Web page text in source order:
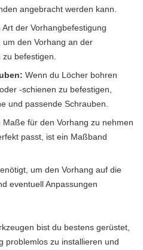
angebracht werden kann.
Art der Vorhangbefestigung
den Vorhang an der
befestigen.
Wenn du Löcher bohren
-schienen zu befestigen,
und passende Schrauben.
Maße für den Vorhang zu nehmen
passt, ist ein Maßband
um den Vorhang auf die
eventuell Anpassungen
bist du bestens gerüstet,
problemlos zu installieren und